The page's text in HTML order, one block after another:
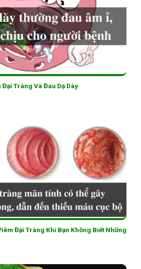
Đại Tràng Và Đau Dạ Dày
Đại Tràng Khi Bạn Không Biết Những